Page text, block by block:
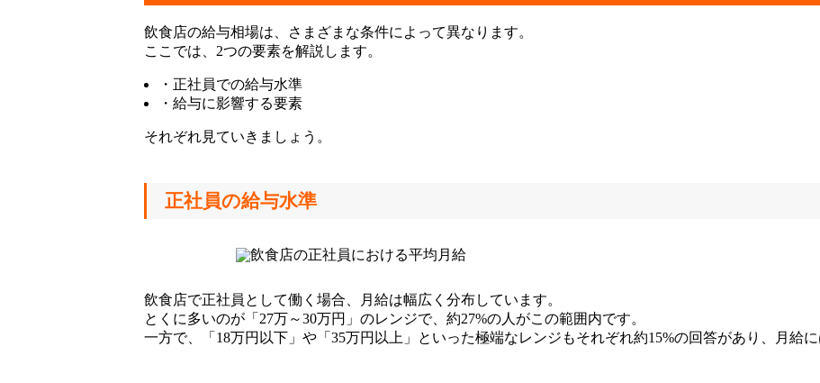
飲食店の給与相場は、さまざまな条件によって異なります。
ここでは、2つの要素を解説します。
・正社員での給与水準
・給与に影響する要素
それぞれ見ていきましょう。
正社員の給与水準
飲食店で正社員として働く場合、月給は幅広く分布しています。
とくに多いのが「27万～30万円」のレンジで、約27%の人がこの範囲内です。
一方で、「18万円以下」や「35万円以上」といった極端なレンジもそれぞれ約15%の回答があり、月給